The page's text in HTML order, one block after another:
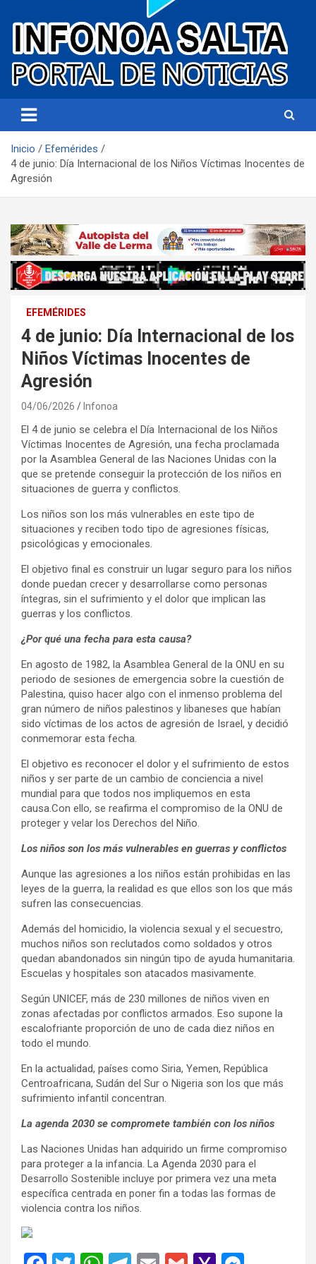
Infonoa Salta
Inicio
Efemérides
4 de junio: Día Internacional de los Niños Víctimas Inocentes de
Agresión
EFEMÉRIDES
4 de junio: Día Internacional de los
Niños Víctimas Inocentes de
Agresión
04/06/2026 Infonoa
El 4 de junio se celebra el Día Internacional de los Niños
Víctimas Inocentes de Agresión, una fecha proclamada
por la Asamblea General de las Naciones Unidas con la
que se pretende conseguir la protección de los niños en
situaciones de guerra y conflictos.
Los niños son los más vulnerables en este tipo de
situaciones y reciben todo tipo de agresiones físicas,
psicológicas y emocionales.
El objetivo final es construir un lugar seguro para los niños
donde puedan crecer y desarrollarse como personas
íntegras, sin el sufrimiento y el dolor que implican las
guerras y los conflictos.
¿Por qué una fecha para esta causa?
En agosto de 1982, la Asamblea General de la ONU en su
periodo de sesiones de emergencia sobre la cuestión de
Palestina, quiso hacer algo con el inmenso problema del
gran número de niños palestinos y libaneses que habían
sido víctimas de los actos de agresión de Israel, y decidió
conmemorar esta fecha.
El objetivo es reconocer el dolor y el sufrimiento de estos
niños y ser parte de un cambio de conciencia a nivel
mundial para que todos nos impliquemos en esta
causa.Con ello, se reafirma el compromiso de la ONU de
proteger y velar los Derechos del Niño.
Los niños son los más vulnerables en guerras y conflictos
Aunque las agresiones a los niños están prohibidas en las
leyes de la guerra, la realidad es que ellos son los que más
sufren las consecuencias.
Además del homicidio, la violencia sexual y el secuestro,
muchos niños son reclutados como soldados y otros
quedan abandonados sin ningún tipo de ayuda humanitaria.
Escuelas y hospitales son atacados masivamente.
Según UNICEF, más de 230 millones de niños viven en
zonas afectadas por conflictos armados. Eso supone la
escalofriante proporción de uno de cada diez niños en
todo el mundo.
En la actualidad, países como Siria, Yemen, República
Centroafricana, Sudán del Sur o Nigeria son los que más
sufrimiento infantil concentran.
La agenda 2030 se compromete también con los niños
Las Naciones Unidas han adquirido un firme compromiso
para proteger a la infancia. La Agenda 2030 para el
Desarrollo Sostenible incluye por primera vez una meta
específica centrada en poner fin a todas las formas de
violencia contra los niños.